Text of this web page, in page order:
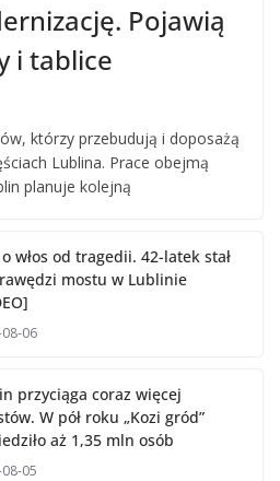
Pojawią
i tablice
którzy przebudują i doposażą
Lublina. Prace obejmą
planuje kolejną
o włos od tragedii. 42-latek stał
mostu w Lublinie
06
przyciąga coraz więcej
W pół roku „Kozi gród”
aż 1,35 mln osób
05